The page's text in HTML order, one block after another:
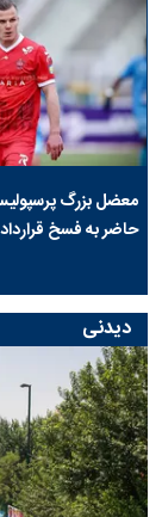
معضل بزرگ
حاضر به فسخ
دیدنی